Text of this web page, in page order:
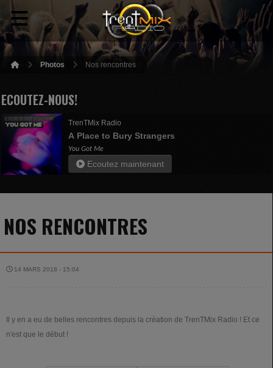
Photos Nos rencontres
ECOUTEZ-NOUS!
TrenTMix Radio
A Place to Bury Strangers
You Got Me
Ecoutez maintenant
NOS RENCONTRES
14 MARS 2018 - 15:04
Il y en a eu de belles rencontres depuis la création de TrenTMix Radio ! Et ce
n'est que le début !